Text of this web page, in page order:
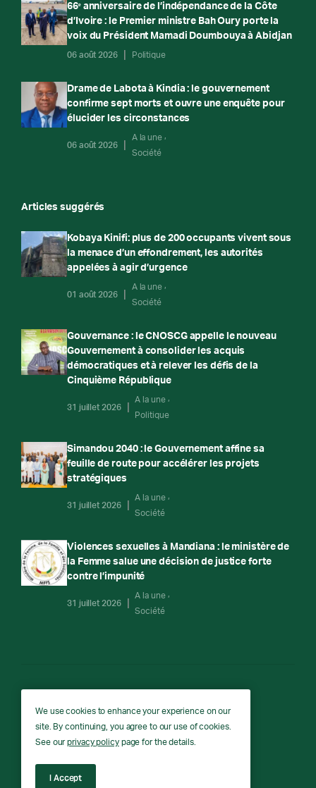
66ᵉ anniversaire de l’indépendance de la Côte
d’Ivoire : le Premier ministre Bah Oury porte la
voix du Président Mamadi Doumbouya à Abidjan
06 août 2026 Politique
Drame de Labota à Kindia : le gouvernement
confirme sept morts et ouvre une enquête pour
élucider les circonstances
06 août 2026
A la une
Société
Articles suggérés
Kobaya Kinifi: plus de 200 occupants vivent sous
la menace d’un effondrement, les autorités
appelées à agir d’urgence
01 août 2026
A la une
Société
Gouvernance : le CNOSCG appelle le nouveau
Gouvernement à consolider les acquis
démocratiques et à relever les défis de la
Cinquième République
31 juillet 2026
A la une
Politique
Simandou 2040 : le Gouvernement affine sa
feuille de route pour accélérer les projets
stratégiques
31 juillet 2026
A la une
Société
Violences sexuelles à Mandiana : le ministère de
la Femme salue une décision de justice forte
contre l’impunité
31 juillet 2026
A la une
Société
RTG
RTG © Copyright 2026 - All rights reserved.
We use cookies to enhance your experience on our
site. By continuing, you agree to our use of cookies.
See ourprivacy policypage for the details.
I Accept